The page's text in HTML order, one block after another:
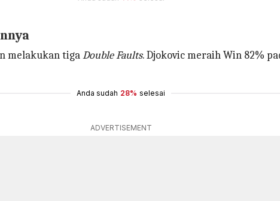
melakukan tigaDouble Faults. Djokovic meraih Win 82%
Anda sudah 28% selesai
ADVERTISEMENT